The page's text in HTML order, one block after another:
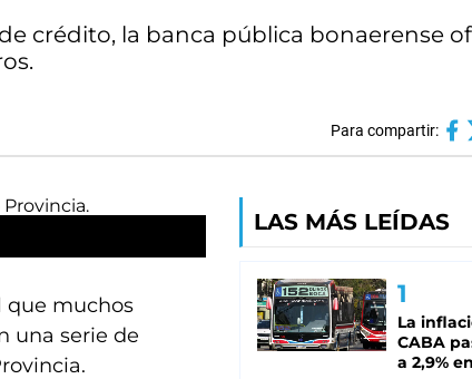
crédito, la banca pública bonaerense
Para compartir:
que muchos
una serie de
LAS MÁS LEÍDAS
La
CABA
a 2,9%